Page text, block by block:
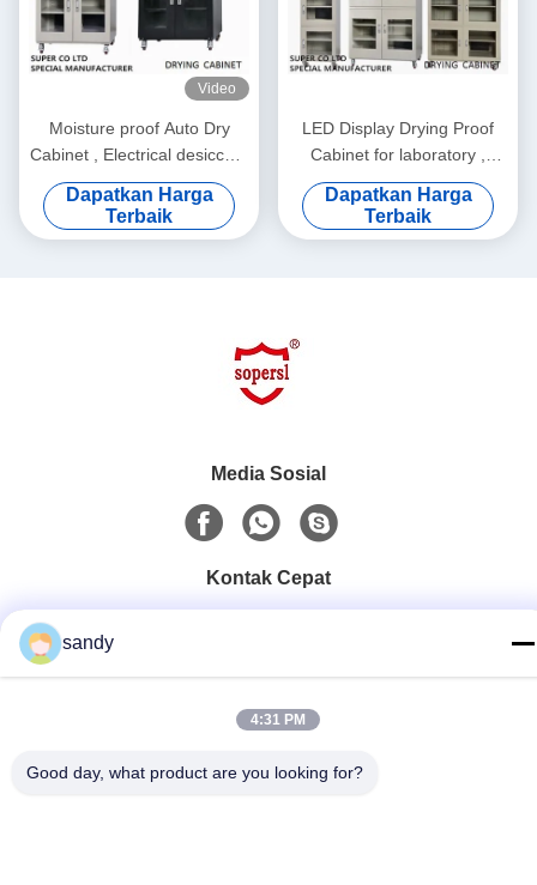
Video
Moisture proof Auto Dry
Cabinet , Electrical desiccant
dry cabinet
Dapatkan Harga
Terbaik
LED Display Drying Proof
Cabinet for laboratory ,
Moisture Proof Cabinet
Dapatkan Harga
Terbaik
Media Sosial
Kontak Cepat
Alamat
sandy
4:31 PM
Good day, what product are you looking for?